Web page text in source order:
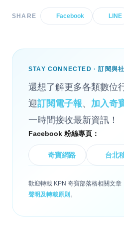
SHARE Facebook LINE
STAY CONNECTED · 訂閱與
還想了解更多各類數位
迎訂閱電子報、 加入奇
一時間接收最新資訊！
Facebook 粉絲專頁：
奇寶網路 台北
歡迎轉載 KPN 奇寶部落格相關文章
聲明及轉載原則 。